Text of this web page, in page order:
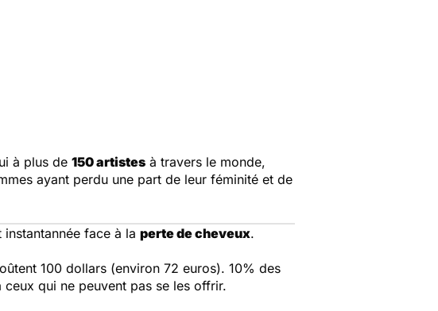
à plus de 150 artistes à travers le monde,
ayant perdu une part de leur féminité et de
face à la perte de cheveux.
100 dollars (environ 72 euros). 10% des
qui ne peuvent pas se les offrir.